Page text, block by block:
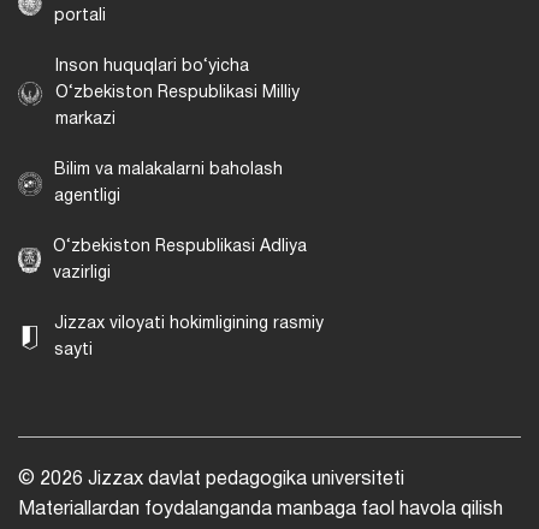
portali
Inson huquqlari bo‘yicha
O‘zbekiston Respublikasi Milliy
markazi
Bilim va malakalarni baholash
agentligi
O‘zbekiston Respublikasi Adliya
vazirligi
Jizzax viloyati hokimligining rasmiy
sayti
© 2026 Jizzax davlat pedagogika universiteti
Materiallardan foydalanganda manbaga faol havola qilish